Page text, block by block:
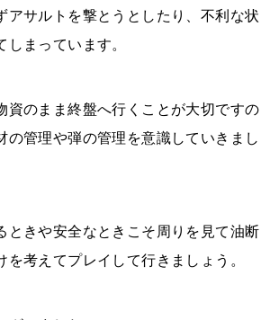
アサルトを撃とうとしたり、不利な状
まっています。
資のまま終盤へ行くことが大切ですの
の管理や弾の管理を意識していきまし
ときや安全なときこそ周りを見て油断
考えてプレイして行きましょう。